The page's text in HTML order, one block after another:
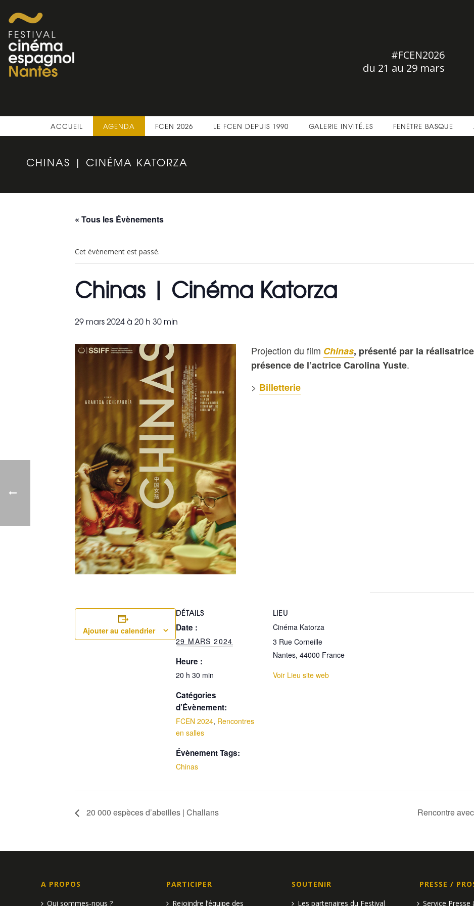
#FCEN2026
du 21 au 29 mars
ACCUEIL AGENDA FCEN 2026 LE FCEN DEPUIS 1990 GALERIE INVITÉ.ES FENÊTRE BASQUE
CHINAS | CINÉMA KATORZA
« Tous les Évènements
Cet évènement est passé.
Chinas | Cinéma Katorza
29 mars 2024 à 20 h 30 min
Projection du film Chinas, présenté par la
présence de l’actrice Carolina Yuste.
> Billetterie
Ajouter au calendrier
DÉTAILS
Date :
29 MARS 2024
Heure :
20 h 30 min
Catégories
d’Évènement:
FCEN 2024, Rencontres
en salles
Évènement Tags:
Chinas
LIEU
Cinéma Katorza
3 Rue Corneille
Nantes, 44000 France
Voir Lieu site web
20 000 espèces d’abeilles | Challans Rencontre
A PROPOS
Qui sommes-nous ?
PARTICIPER
Rejoindre l’équipe des
SOUTENIR
Les partenaires du Festival
PRESSE /
Service Presse